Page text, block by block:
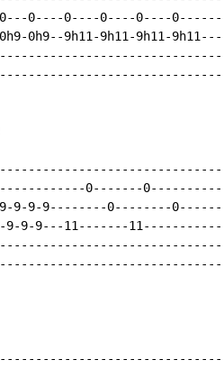
0----0----0----0----0------|
0h9--9h11-9h11-9h11-9h11---|
|
|
|
0-------0----------|
9-9-9-9--------0--------0------|
9-9-9---11-------11-----------|
|
|
|